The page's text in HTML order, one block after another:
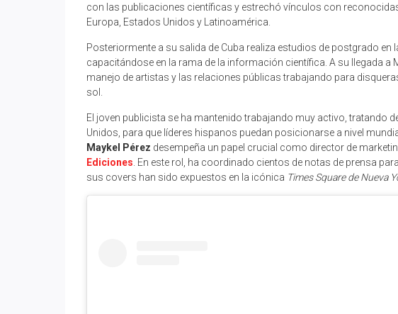
con las publicaciones científicas y estrechó vínculos con
Europa, Estados Unidos y Latinoamérica.
Posteriormente a su salida de Cuba realiza estudios de postgrado en
capacitándose en la rama de la información científica. A su llegada a
manejo de artistas y las relaciones públicas trabajando para
sol.
El joven publicista se ha mantenido trabajando muy activo, tratando
Unidos, para que líderes hispanos puedan posicionarse a nivel
Maykel Pérez desempeña un papel crucial como director de
Ediciones . En este rol, ha coordinado cientos de notas de prensa
sus covers han sido expuestos en la icónica Times Square de Nueva